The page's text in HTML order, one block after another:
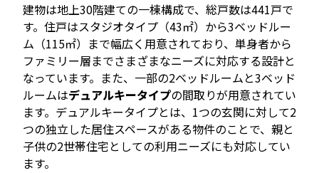
建物は地上30階建ての一棟構成で、総戸数は441戸で
す。住戸はスタジオタイプ（43㎡）から3ベッドルー
ム（115㎡）まで幅広く用意されており、単身者から
ファミリー層までさまざまなニーズに対応する設計と
なっています。また、一部の2ベッドルームと3ベッド
ルームはデュアルキータイプの間取りが用意されてい
ます。デュアルキータイプとは、1つの玄関に対して2
つの独立した居住スペースがある物件のことで、親と
子供の2世帯住宅としての利用ニーズにも対応してい
ます。